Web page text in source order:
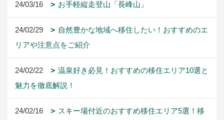
24/03/16 お手軽縦走登山「長峰山」
24/02/29
自然豊かな地域へ移住したい！おすすめのエ
リアや注意点をご紹介
24/02/22
温泉好き必見！おすすめの移住エリア10選と
魅力を徹底解説！
24/02/16
スキー場付近のおすすめ移住エリア5選！移